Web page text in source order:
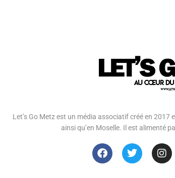
Let’s Go Metz est un média associatif créé en
ainsi qu’en Moselle. Il est alimenté